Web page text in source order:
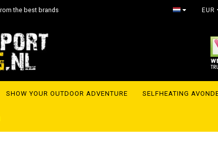
Shipment within 24 hours to the whole of EuropeEUR
SHOW YOUR OUTDOOR ADVENTURE SELFHEATING